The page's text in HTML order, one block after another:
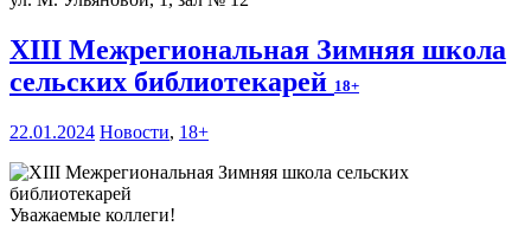
XIII Межрегиональная Зимняя школа
сельских библиотекарей 18+
22.01.2024 Новости, 18+
Уважаемые коллеги!